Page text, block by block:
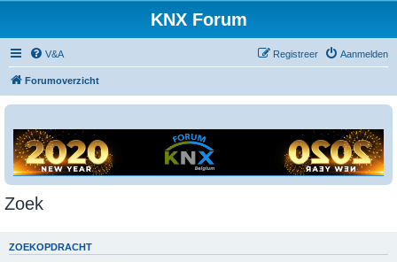
KNX Forum
V&A Aanmelden
Registreer
Forumoverzicht
Zoek
ZOEKOPDRACHT